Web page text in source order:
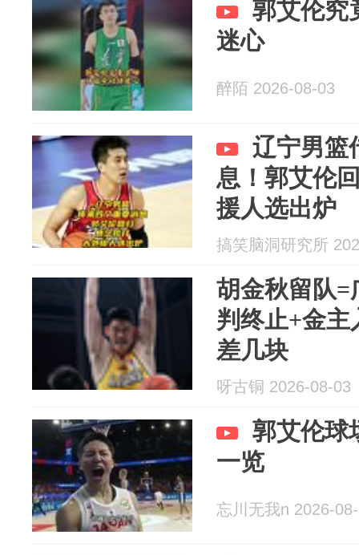
郭艾伦究
迷心
醉陌 2026-08-03
辽宁男篮
息！郭艾伦
援人选出炉
搞笑脑洞研究所
胡金秋留队=
判终止+金
差几块
呀古铜 2026-08-03
郭艾伦球
一览
忘川无我n 2026-